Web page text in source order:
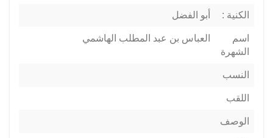
الكنية : أبو الفضل
اسم
الشهرة
العباس بن عبد المطلب الهاشمي
النسب
اللقب
الوصف